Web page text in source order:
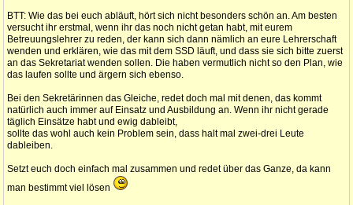
BTT: Wie das bei euch abläuft, hört sich nicht besonders schön an. Am besten
versucht ihr erstmal, wenn ihr das noch nicht getan habt, mit eurem
Betreuungslehrer zu reden, der kann sich dann nämlich an eure Lehrerschaft
wenden und erklären, wie das mit dem SSD läuft, und dass sie sich bitte zuerst
an das Sekretariat wenden sollen. Die haben vermutlich nicht so den Plan, wie
das laufen sollte und ärgern sich ebenso.
Bei den Sekretärinnen das Gleiche, redet doch mal mit denen, das kommt
natürlich auch immer auf Einsatz und Ausbildung an. Wenn ihr nicht gerade
täglich Einsätze habt und ewig dableibt,
sollte das wohl auch kein Problem sein, dass halt mal zwei-drei Leute
dableiben.
Setzt euch doch einfach mal zusammen und redet über das Ganze, da kann
man bestimmt viel lösen